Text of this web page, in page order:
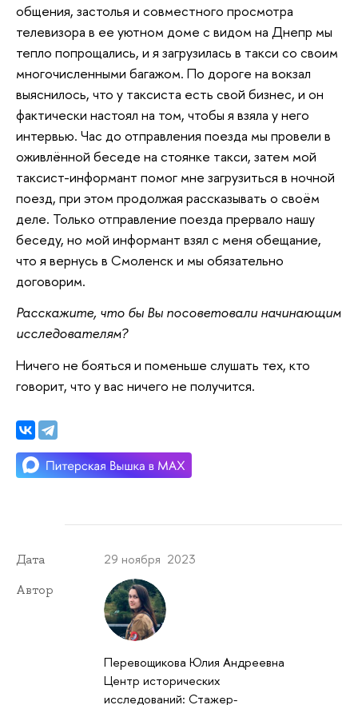
общения, застолья и совместного просмотра
телевизора в ее уютном доме с видом на Днепр мы
тепло попрощались, и я загрузилась в такси со своим
многочисленными багажом. По дороге на вокзал
выяснилось, что у таксиста есть свой бизнес, и он
фактически настоял на том, чтобы я взяла у него
интервью. Час до отправления поезда мы провели в
оживлённой беседе на стоянке такси, затем мой
таксист-информант помог мне загрузиться в ночной
поезд, при этом продолжая рассказывать о своём
деле. Только отправление поезда прервало нашу
беседу, но мой информант взял с меня обещание,
что я вернусь в Смоленск и мы обязательно
договорим.
Расскажите, что бы Вы посоветовали начинающим
исследователям?
Ничего не бояться и поменьше слушать тех, кто
говорит, что у вас ничего не получится.
Дата 29 ноября 2023
Автор
Перевощикова Юлия Андреевна
Центр исторических
исследований: Стажер-